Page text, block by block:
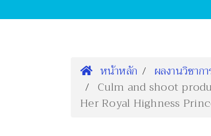
หน้าหลัก
ผลงานวิชาก
Culm and shoot
Her Royal Highness